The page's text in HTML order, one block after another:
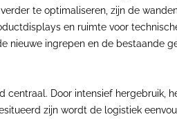
te optimaliseren, zijn de
en ruimte voor
nieuwe ingrepen en de bestaande
centraal. Door intensief
zijn wordt de logistiek